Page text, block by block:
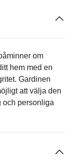
om
hem med en
Gardinen
att välja den
och personliga